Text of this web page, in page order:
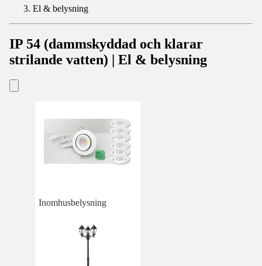
El & belysning
IP 54 (dammskyddad och klarar
strilande vatten) | El & belysning
Inomhusbelysning